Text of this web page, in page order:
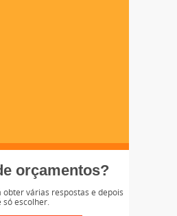
orçamentos?
obter várias respostas e depois
só escolher.